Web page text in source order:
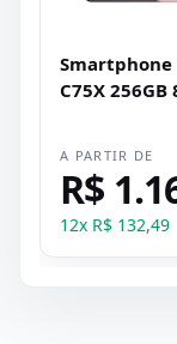
Smartphone
C75X 256GB
A PARTIR DE
R$
12x R$ 132,49